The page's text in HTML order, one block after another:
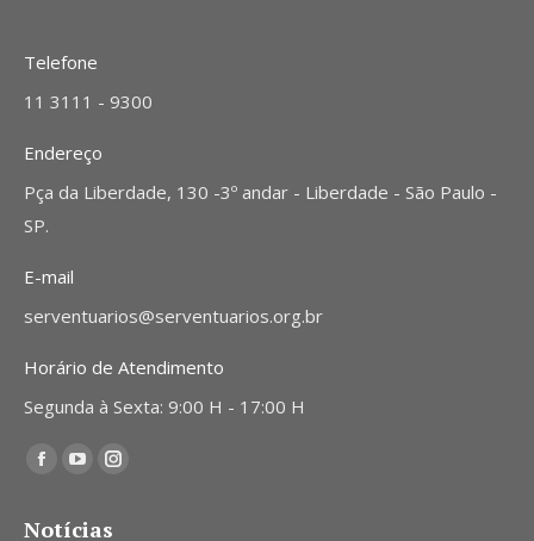
Telefone
11 3111 - 9300
Endereço
Pça da Liberdade, 130 -3º andar - Liberdade - São Paulo -
SP.
E-mail
serventuarios@serventuarios.org.br
Horário de Atendimento
Segunda à Sexta: 9:00 H - 17:00 H
Encontre-nos em:
Facebook
opens
YouTube
opens
Instagram
opens
Notícias